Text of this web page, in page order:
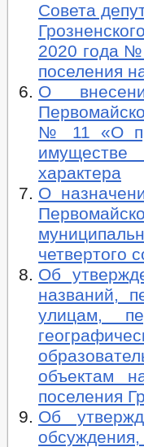
Совета
2020 года №
поселения
О
№ 11 «О
характера
О
четвертого
Об
названий,
улицам,
объектам
поселения
Об